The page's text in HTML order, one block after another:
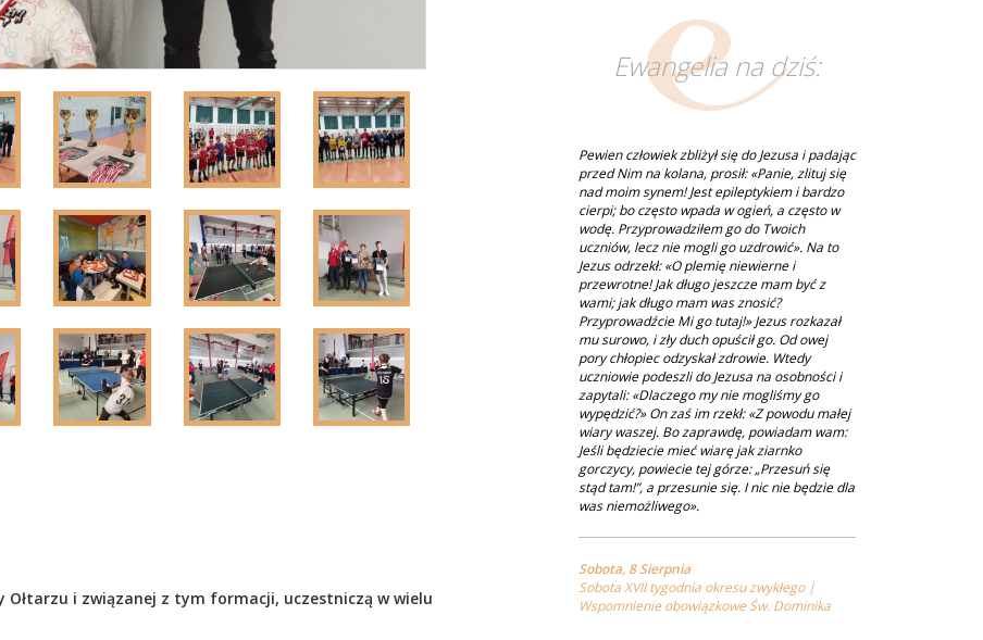
Ołtarzu i związanej z tym formacji, uczestniczą w wielu
Ewangelia na dziś:
Pewien człowiek zbliżył się do Jezusa i padając
przed Nim na kolana, prosił: «Panie, zlituj się
nad moim synem! Jest epileptykiem i bardzo
cierpi; bo często wpada w ogień, a często w
wodę. Przyprowadziłem go do Twoich
uczniów, lecz nie mogli go uzdrowić». Na to
Jezus odrzekł: «O plemię niewierne i
przewrotne! Jak długo jeszcze mam być z
wami; jak długo mam was znosić?
Przyprowadźcie Mi go tutaj!» Jezus rozkazał
mu surowo, i zły duch opuścił go. Od owej
pory chłopiec odzyskał zdrowie. Wtedy
uczniowie podeszli do Jezusa na osobności i
zapytali: «Dlaczego my nie mogliśmy go
wypędzić?» On zaś im rzekł: «Z powodu małej
wiary waszej. Bo zaprawdę, powiadam wam:
Jeśli będziecie mieć wiarę jak ziarnko
gorczycy, powiecie tej górze: „Przesuń się
stąd tam!”, a przesunie się. I nic nie będzie dla
was niemożliwego».
Sobota, 8 Sierpnia
Sobota XVII tygodnia okresu zwykłego |
Wspomnienie obowiązkowe Św. Dominika